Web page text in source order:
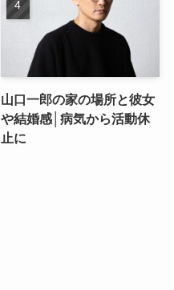
山口一郎の家の場所と彼女
や結婚感│病気から活動休
止に